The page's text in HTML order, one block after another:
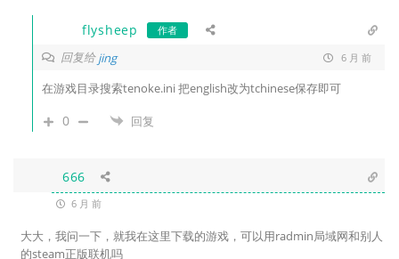
flysheep 作者
回复给jing 6 月 前
在游戏目录搜索tenoke.ini 把english改为tchinese保存即可
0 回复
666
6 月 前
大大，我问一下，就我在这里下载的游戏，可以用radmin局域网和别人
的steam正版联机吗